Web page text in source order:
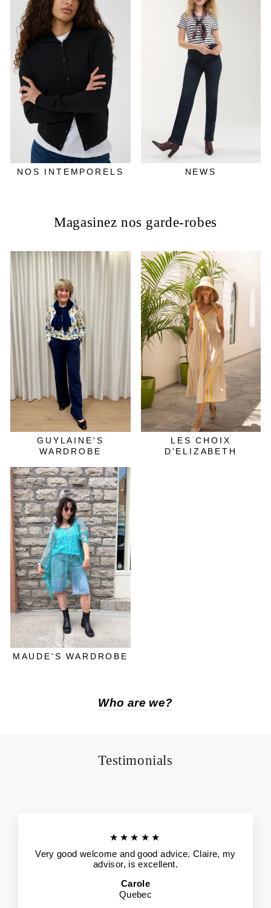
NOS INTEMPORELS NEWS
Magasinez nos garde-robes
GUYLAINE'S
WARDROBE
LES CHOIX
D'ELIZABETH
MAUDE'S WARDROBE
Who are we?
Testimonials
★★★★★
Very good welcome and good advice. Claire, my
advisor, is excellent.
Carole
Quebec